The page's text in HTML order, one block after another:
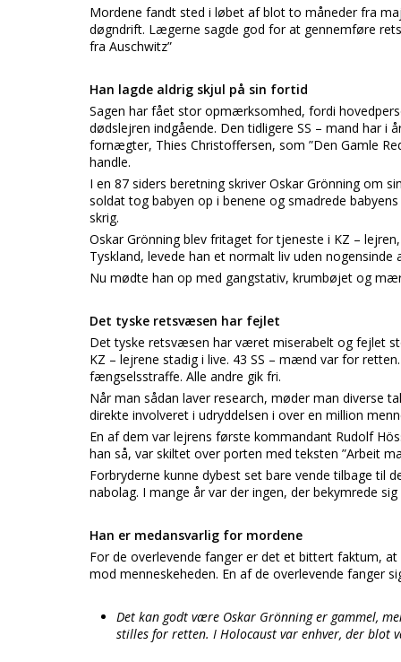
Mordene fandt sted i løbet af blot to måneder fra
døgndrift. Lægerne sagde god for at gennemføre
fra Auschwitz”
Han lagde aldrig skjul på sin fortid
Sagen har fået stor opmærksomhed, fordi
dødslejren indgående. Den tidligere SS – mand har
fornægter, Thies Christoffersen, som ”Den Gamle
handle.
I en 87 siders beretning skriver Oskar Grönning om
soldat tog babyen op i benene og smadrede
skrig.
Oskar Grönning blev fritaget for tjeneste i KZ –
Tyskland, levede han et normalt liv uden nogensinde
Nu mødte han op med gangstativ, krumbøjet og
Det tyske retsvæsen har fejlet
Det tyske retsvæsen har været miserabelt og fejlet
KZ – lejrene stadig i live. 43 SS – mænd var for
fængselsstraffe. Alle andre gik fri.
Når man sådan laver research, møder man diverse
direkte involveret i udryddelsen i over en million
En af dem var lejrens første kommandant Rudolf
han så, var skiltet over porten med teksten ”Arbeit
Forbryderne kunne dybest set bare vende tilbage til
nabolag. I mange år var der ingen, der bekymrede
Han er medansvarlig for mordene
For de overlevende fanger er det et bittert faktum,
mod menneskeheden. En af de overlevende fanger
Det kan godt være Oskar Grönning er gammel,
stilles for retten. I Holocaust var enhver, der blot